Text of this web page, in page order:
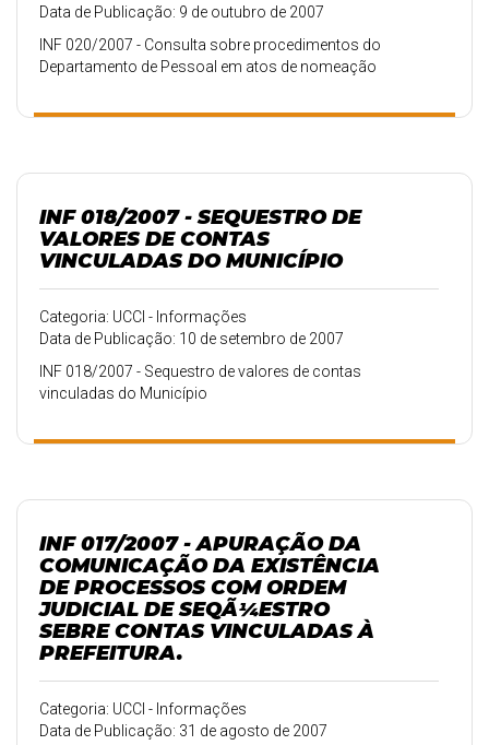
Data de Publicação: 9 de outubro de 2007
INF 020/2007 - Consulta sobre procedimentos do
Departamento de Pessoal em atos de nomeação
INF 018/2007 - SEQUESTRO DE
VALORES DE CONTAS
VINCULADAS DO MUNICÍPIO
Categoria: UCCI - Informações
Data de Publicação: 10 de setembro de 2007
INF 018/2007 - Sequestro de valores de contas
vinculadas do Município
INF 017/2007 - APURAÇÃO DA
COMUNICAÇÃO DA EXISTÊNCIA
DE PROCESSOS COM ORDEM
JUDICIAL DE SEQÃ¼ESTRO
SEBRE CONTAS VINCULADAS À
PREFEITURA.
Categoria: UCCI - Informações
Data de Publicação: 31 de agosto de 2007